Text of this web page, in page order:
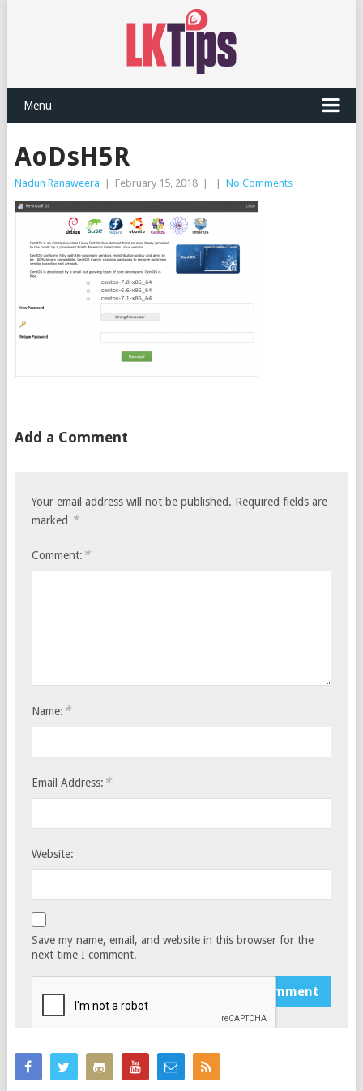
Menu
AoDsH5R
Nadun Ranaweera February 15, 2018 No Comments
Add a Comment
Your email address will not be published. Required fields are
marked *
Comment: *
Name: *
Email Address: *
Website:
Save my name, email, and website in this browser for the
next time I comment.